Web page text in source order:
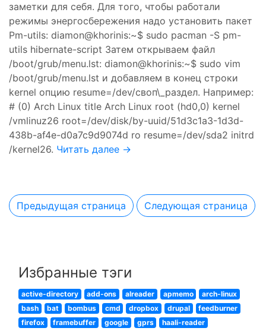
заметки для себя. Для того, чтобы работали
режимы энергосбережения надо установить пакет
Pm-utils: diamon@khorinis:~$ sudo pacman -S pm-
utils hibernate-script Затем открываем файл
/boot/grub/menu.lst: diamon@khorinis:~$ sudo vim
/boot/grub/menu.lst и добавляем в конец строки
kernel опцию resume=/dev/своп\_раздел. Например:
# (0) Arch Linux title Arch Linux root (hd0,0) kernel
/vmlinuz26 root=/dev/disk/by-uuid/51d3c1a3-1d3d-
438b-af4e-d0a7c9d9074d ro resume=/dev/sda2 initrd
/kernel26. Читать далее →
Предыдущая страница Следующая страница
Избранные тэги
active-directory add-ons alreader apmemo
arch-linux
bash
bat bombus cmd dropbox drupal
feedburner
firefox
framebuffer google gprs
haali-reader